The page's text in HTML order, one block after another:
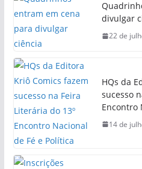
divulgar
22 de
HQs da
sucesso
Encontro
14 de